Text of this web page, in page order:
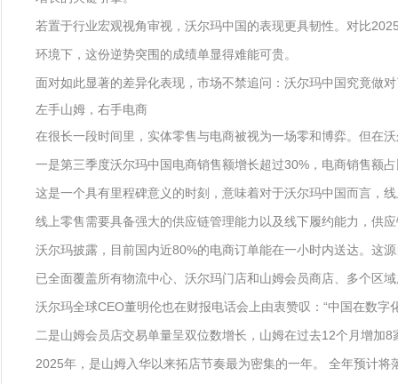
若置于行业宏观视角审视，沃尔玛中国的表现更具韧性。对比
环境下，这份逆势突围的成绩单显得难能可贵。
面对如此显著的差异化表现，市场不禁追问：沃尔玛中国究竟做
左手山姆，右手电商
在很长一段时间里，实体零售与电商被视为一场零和博弈。但在
一是第三季度沃尔玛中国电商销售额增长超过30%，电商销售额
这是一个具有里程碑意义的时刻，意味着对于沃尔玛中国而言，
线上零售需要具备强大的供应链管理能力以及线下履约能力，供
沃尔玛披露，目前国内近80%的电商订单能在一小时内送达。这
已全面覆盖所有物流中心、沃尔玛门店和山姆会员商店、多个区
沃尔玛全球CEO董明伦也在财报电话会上由衷赞叹：“中国在数
二是山姆会员店交易单量呈双位数增长，山姆在过去12个月增加
2025年，是山姆入华以来拓店节奏最为密集的一年。 全年预计